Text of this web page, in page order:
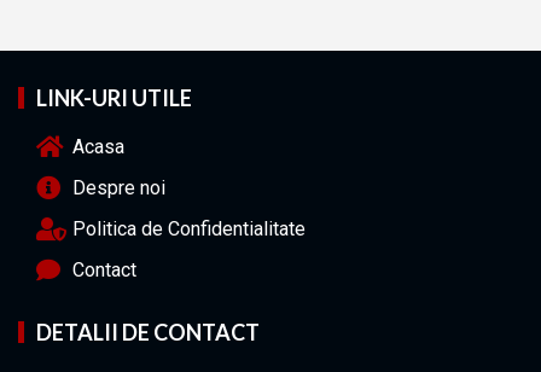
LINK-URI UTILE
Acasa
Despre noi
Politica de Confidentialitate
Contact
DETALII DE CONTACT